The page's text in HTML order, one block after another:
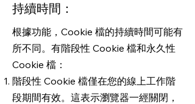
持續時間：
根據功能，Cookie 檔的持續時間可能有
所不同。有階段性 Cookie 檔和永久性
Cookie 檔：
階段性 Cookie 檔僅在您的線上工作階
段期間有效。這表示瀏覽器一經關閉，